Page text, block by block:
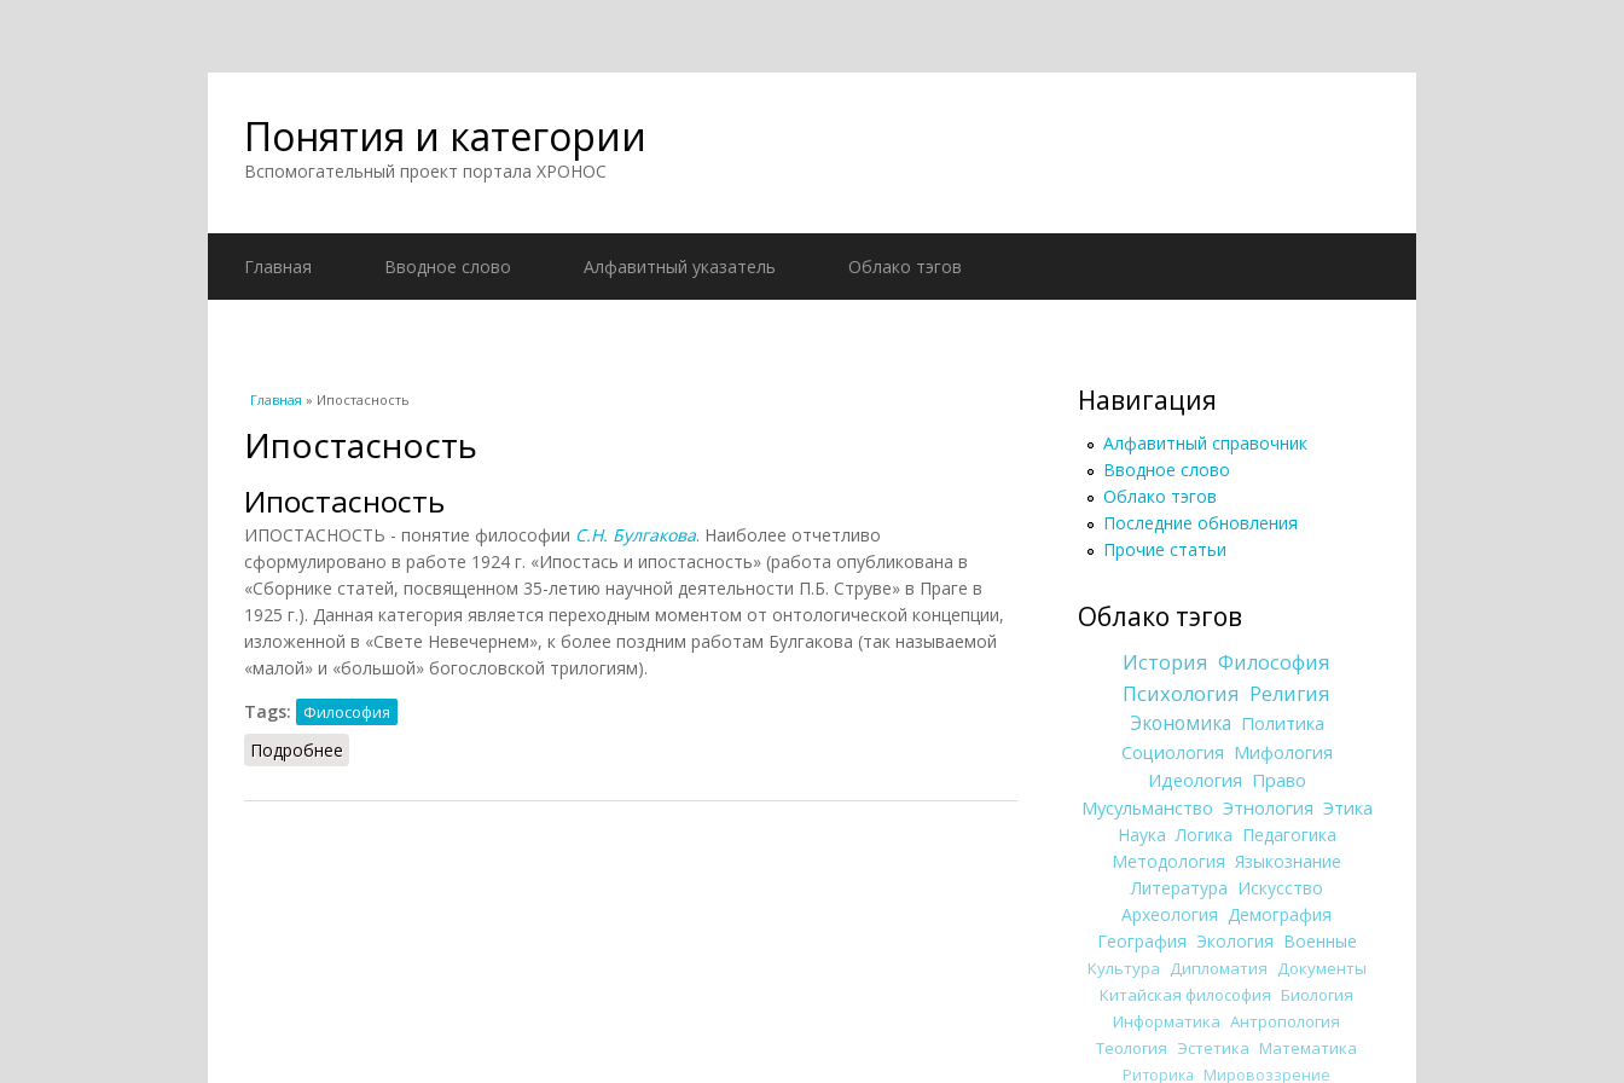
Понятия и категории
Вспомогательный проект портала ХРОНОС
Главная Вводное слово Алфавитный указатель Облако тэгов
Вы здесь
Главная » Ипостасность
Ипостасность
Ипостасность
ИПОСТАСНОСТЬ - понятие философии С.Н. Булгакова. Наиболее отчетливо
сформулировано в работе 1924 г. «Ипостась и ипостасность» (работа опубликована в
«Сборнике статей, посвященном 35-летию научной деятельности П.Б. Струве» в Праге в
1925 г.). Данная категория является переходным моментом от онтологической концепции,
изложенной в «Свете Невечернем», к более поздним работам Булгакова (так называемой
«малой» и «большой» богословской трилогиям).
Tags:
Философия
Подробнее
Навигация
Алфавитный справочник
Вводное слово
Облако тэгов
Последние обновления
Прочие статьи
Облако тэгов
История Философия
Психология Религия
Экономика Политика
Социология Мифология
Идеология Право
Мусульманство Этнология Этика
Наука Логика Педагогика
Методология Языкознание
Литература Искусство
Археология Демография
География Экология Военные
Культура Дипломатия Документы
Китайская философия Биология
Информатика Антропология
Теология Эстетика Математика
Риторика Мировоззрение